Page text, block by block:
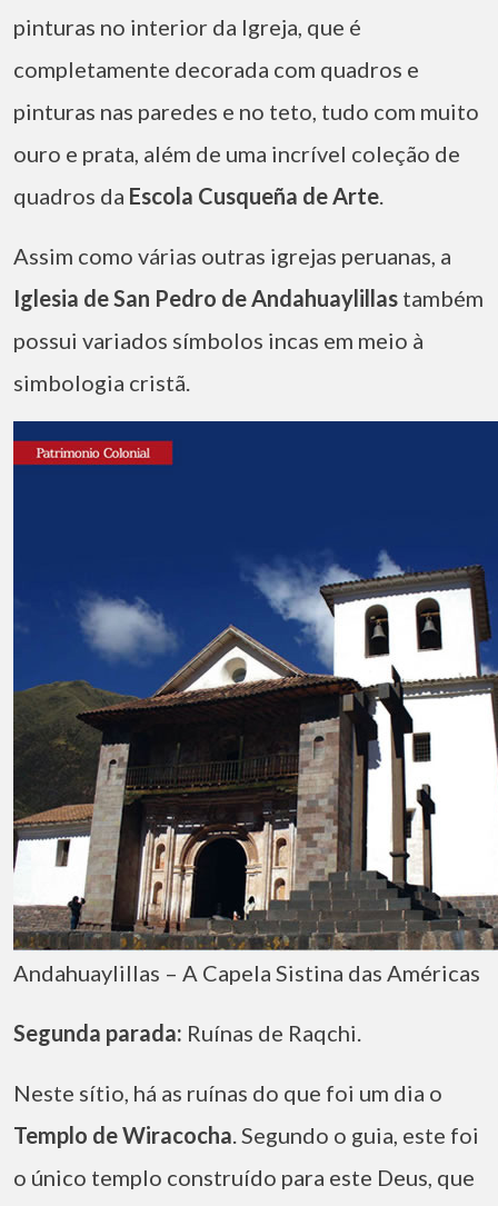
pinturas no interior da Igreja, que é
completamente decorada com quadros e
pinturas nas paredes e no teto, tudo com muito
ouro e prata, além de uma incrível coleção de
quadros da Escola Cusqueña de Arte.
Assim como várias outras igrejas peruanas, a
Iglesia de San Pedro de Andahuaylillas também
possui variados símbolos incas em meio à
simbologia cristã.
Andahuaylillas – A Capela Sistina das Américas
Segunda parada: Ruínas de Raqchi.
Neste sítio, há as ruínas do que foi um dia o
Templo de Wiracocha. Segundo o guia, este foi
o único templo construído para este Deus, que